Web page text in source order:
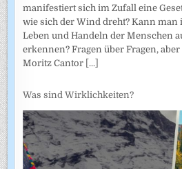
manifestiert sich im Zufall eine
wie sich der Wind dreht? Kann
Leben und Handeln der Menschen
erkennen? Fragen über Fragen,
Moritz Cantor [...]
Was sind Wirklichkeiten?